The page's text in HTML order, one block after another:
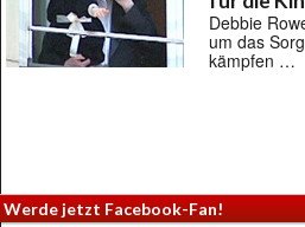
Debbie
um das
kämpfen …
Werde jetzt Facebook-Fan!